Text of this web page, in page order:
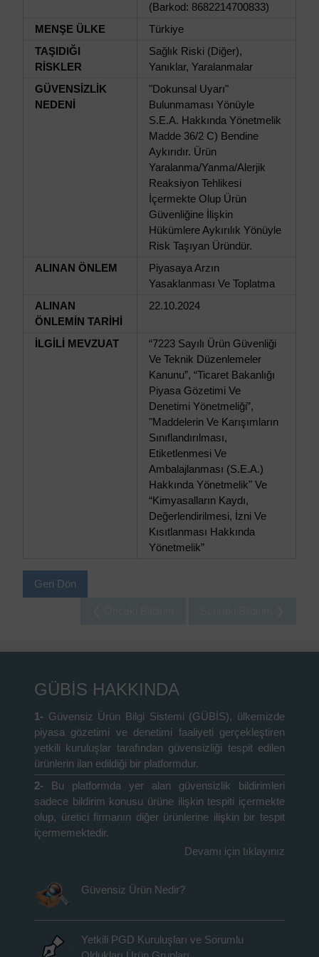
(Barkod: 8682214700833)
MENŞE ÜLKE
Türkiye
TAŞIDIĞI
RİSKLER
Sağlık Riski (Diğer),
Yanıklar, Yaralanmalar
GÜVENSİZLİK
NEDENİ
"Dokunsal Uyarı"
Bulunmaması Yönüyle
S.E.A. Hakkında Yönetmelik
Madde 36/2 C) Bendine
Aykırıdır. Ürün
Yaralanma/Yanma/Alerjik
Reaksiyon Tehlikesi
İçermekte Olup Ürün
Güvenliğine İlişkin
Hükümlere Aykırılık Yönüyle
Risk Taşıyan Üründür.
ALINAN ÖNLEM
Piyasaya Arzın
Yasaklanması Ve Toplatma
ALINAN
ÖNLEMİN TARİHİ
22.10.2024
İLGİLİ MEVZUAT
“7223 Sayılı Ürün Güvenliği
Ve Teknik Düzenlemeler
Kanunu”, “Ticaret Bakanlığı
Piyasa Gözetimi Ve
Denetimi Yönetmeliği”,
"Maddelerin Ve Karışımların
Sınıflandırılması,
Etiketlenmesi Ve
Ambalajlanması (S.E.A.)
Hakkında Yönetmelik" Ve
“Kimyasalların Kaydı,
Değerlendirilmesi, İzni Ve
Kısıtlanması Hakkında
Yönetmelik”
Geri Dön
GÜBİS HAKKINDA
1- Güvensiz Ürün Bilgi Sistemi (GÜBİS), ülkemizde
piyasa gözetimi ve denetimi faaliyeti gerçekleştiren
yetkili kuruluşlar tarafından güvensizliği tespit edilen
ürünlerin ilan edildiği bir platformdur.
2-
Bu platformda yer alan güvensizlik bildirimleri
sadece bildirim konusu ürüne ilişkin tespiti içermekte
olup, üretici firmanın diğer ürünlerine ilişkin bir tespit
içermemektedir.
Devamı için tıklayınız
Güvensiz Ürün Nedir?
Yetkili PGD Kuruluşları ve Sorumlu